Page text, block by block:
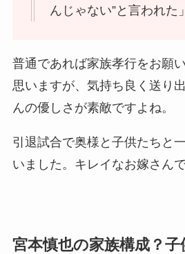
んじゃない”と言われた」
普通であれば家族孝行をお願
思いますが、気持ち良く送り
んの優しさが素敵ですよね。
引退試合で奥様と子供たちと
いました。キレイなお嫁さんで
宮本慎也の家族構成？子